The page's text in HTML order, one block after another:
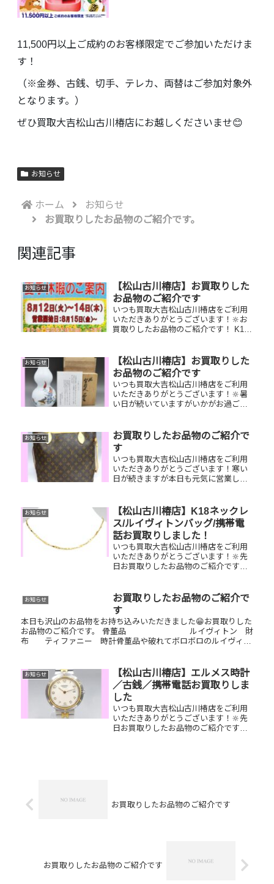
11,500円以上ご成約のお客様限定でご参加いただけま
す！
（※金券、古銭、切手、テレカ、両替はご参加対象外
となります。）
ぜひ買取大吉松山古川椿店にお越しくださいませ😊
お知らせ
ホーム
お知らせ
お買取りしたお品物のご紹介です。
関連記事
お知らせ
【松山古川椿店】お買取りした
お品物のご紹介です
いつも買取大吉松山古川椿店をご利用
いただきありがとうございます！🔆お
買取りしたお品物のご紹介です！ K18
いるお品物はございませんか？そのお
品物ぜひ！買取大吉松山古川椿店...
お知らせ
【松山古川椿店】お買取りした
お品物のご紹介です
いつも買取大吉松山古川椿店をご利用
いただきありがとうございます！🔆暑
い日が続いていますがいかがお過ごし
買取りしたお品物のご紹介です！ 酒井
田柿右衛門一輪挿し／ティファニー
ポ...
お知らせ
お買取りしたお品物のご紹介で
す
いつも買取大吉松山古川椿店をご利用
いただきありがとうございます！寒い
日が続きますが本日も元気に営業して
ざいませんか？ぜひお査定させてくだ
さい！🔆使用感があっても大丈夫！
ぜ...
お知らせ
【松山古川椿店】K18ネックレ
ス/ルイヴィトンバッグ/携帯電
話お買取りしました！
いつも買取大吉松山古川椿店をご利用
いただきありがとうございます！🔆先
日お買取りしたお品物のご紹介です。
はございませんか？そのお品物ぜひ！
買取大吉松山古川椿店にお査定...
お知らせ
お買取りしたお品物のご紹介で
す
本日も沢山のお品物をお持ち込みいただきました😁お買取りした
お品物のご紹介です。 骨董品 ルイヴィトン 財
布 ティファニー 時計骨董品や破れてボロボロのルイヴィト
お知らせ
【松山古川椿店】エルメス時計
／古銭／携帯電話お買取りしま
した
いつも買取大吉松山古川椿店をご利用
いただきありがとうございます！🔆先
日お買取りしたお品物のご紹介です。
お買取りしたお品物のご紹介です
お買取りしたお品物のご紹介です